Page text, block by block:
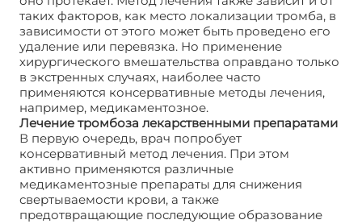
таких факторов, как место локализации тромба, в
зависимости от этого может быть проведено его
удаление или перевязка. Но применение
хирургического вмешательства оправдано только
в экстренных случаях, наиболее часто
применяются консервативные методы лечения,
например, медикаментозное.
Лечение тромбоза лекарственными препаратами
В первую очередь, врач попробует
консервативный метод лечения. При этом
активно применяются различные
медикаментозные препараты для снижения
свертываемости крови, а также
предотвращающие последующие образование